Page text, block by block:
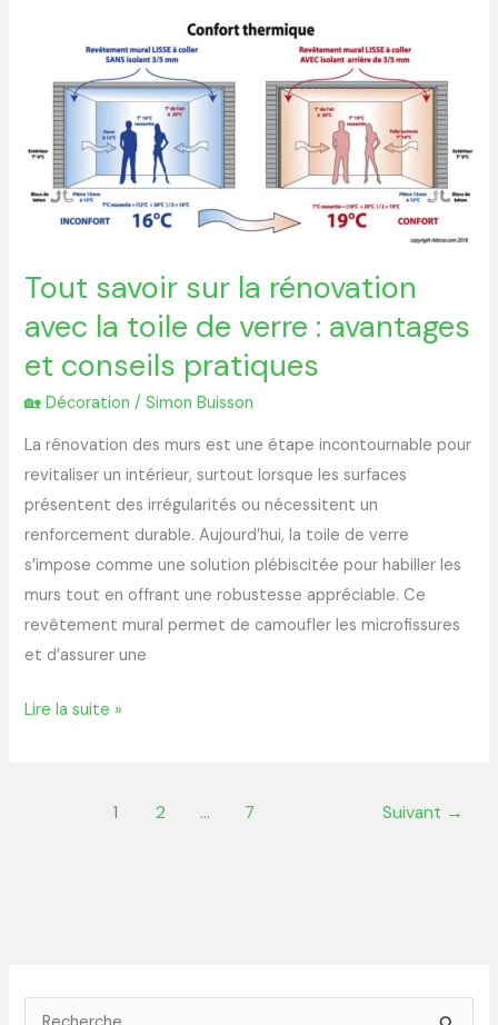
Tout savoir sur la rénovation
avec la toile de verre : avantages
et conseils pratiques
🏡 Décoration /Simon Buisson
La rénovation des murs est une étape incontournable pour
revitaliser un intérieur, surtout lorsque les surfaces
présentent des irrégularités ou nécessitent un
renforcement durable. Aujourd’hui, la toile de verre
s’impose comme une solution plébiscitée pour habiller les
murs tout en offrant une robustesse appréciable. Ce
revêtement mural permet de camoufler les microfissures
et d’assurer une
rénovation
avec
de
verre
:
avantages
et
pratiques
Lire la suite »
1 2 … 7 Suivant →